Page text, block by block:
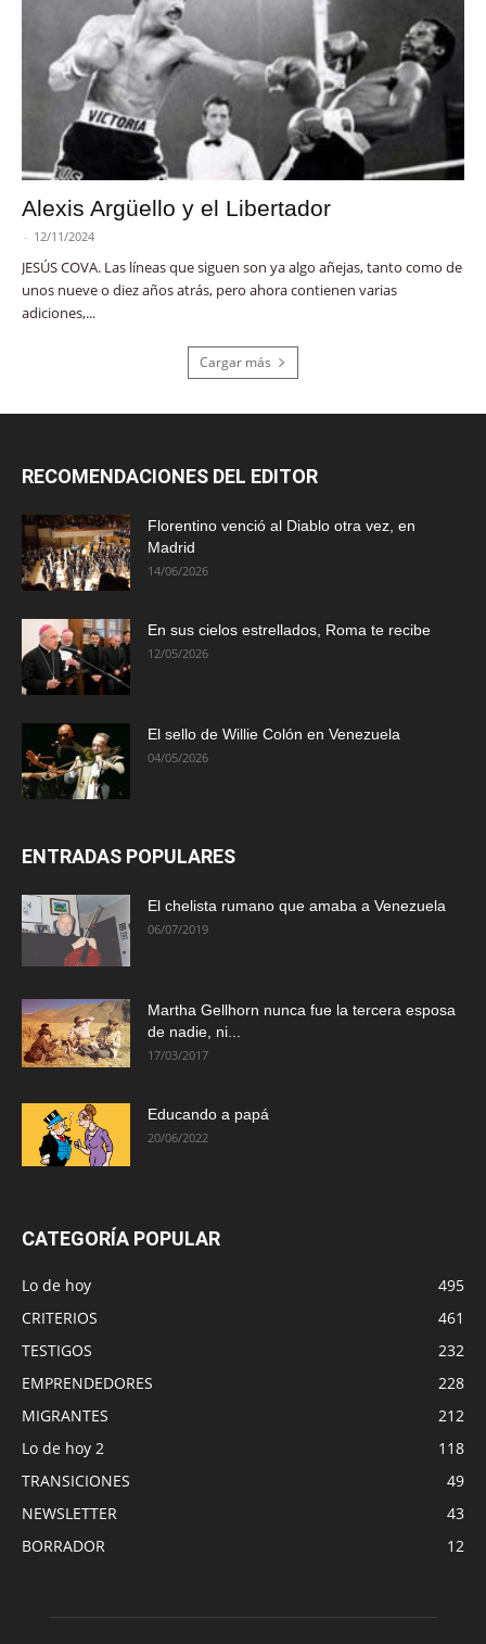
Alexis Argüello y el Libertador
- 12/11/2024
JESÚS COVA. Las líneas que siguen son ya algo añejas, tanto como de
unos nueve o diez años atrás, pero ahora contienen varias
adiciones,...
Cargar más
RECOMENDACIONES DEL EDITOR
Florentino venció al Diablo otra vez, en
Madrid
14/06/2026
En sus cielos estrellados, Roma te recibe
12/05/2026
El sello de Willie Colón en Venezuela
04/05/2026
ENTRADAS POPULARES
El chelista rumano que amaba a Venezuela
06/07/2019
Martha Gellhorn nunca fue la tercera esposa
de nadie, ni...
17/03/2017
Educando a papá
20/06/2022
CATEGORÍA POPULAR
Lo de hoy
495
CRITERIOS
461
TESTIGOS
232
EMPRENDEDORES
228
MIGRANTES
212
Lo de hoy 2
118
TRANSICIONES
49
NEWSLETTER
43
BORRADOR
12